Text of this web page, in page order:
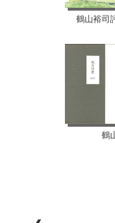
鶴山裕司
鶴